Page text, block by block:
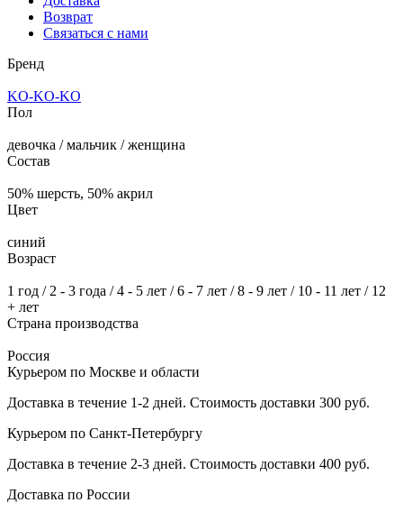
Возврат
Связаться с нами
Бренд
KO-KO-KO
Пол
девочка / мальчик / женщина
Состав
50% шерсть, 50% акрил
Цвет
синий
Возраст
1 год / 2 - 3 года / 4 - 5 лет / 6 - 7 лет / 8 - 9 лет / 10 - 11 лет / 12
+ лет
Страна производства
Россия
Курьером по Москве и области
Доставка в течение 1-2 дней. Стоимость доставки 300 руб.
Курьером по Санкт-Петербургу
Доставка в течение 2-3 дней. Стоимость доставки 400 руб.
Доставка по России